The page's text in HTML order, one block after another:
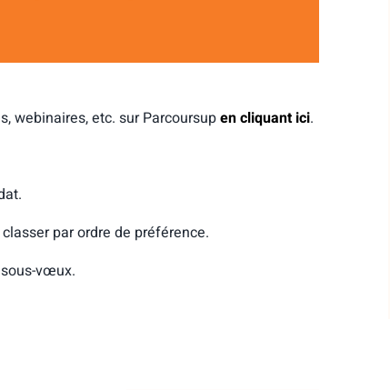
webinaires, etc. sur Parcoursupen cliquant ici.
par ordre de préférence.
vœux.